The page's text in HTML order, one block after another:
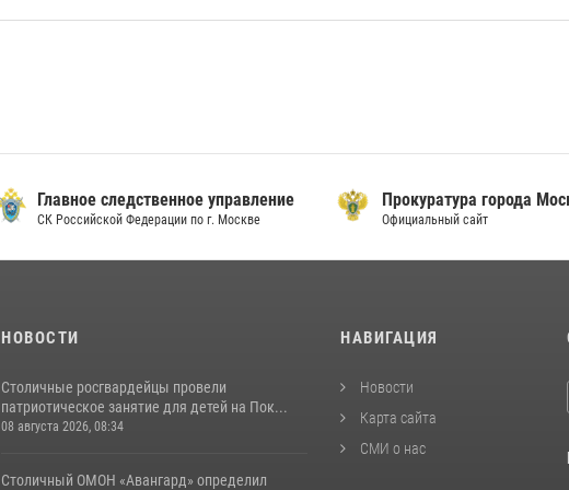
Главное следственное управление
СК Российской Федерации по г. Москве
Прокуратура города
Официальный сайт
НОВОСТИ
Столичные росгвардейцы провели
патриотическое занятие для детей на Пок...
08 августа 2026, 08:34
Столичный ОМОН «Авангард» определил
НАВИГАЦИЯ
Новости
Карта сайта
СМИ о нас